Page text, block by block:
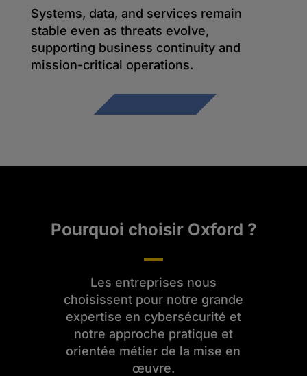
Systems, data, and services remain
stable even as threats evolve,
supporting business continuity and
mission-critical operations.
Pourquoi choisir Oxford ?
Les entreprises nous
choisissent pour notre grande
expertise en cybersécurité et
notre approche pratique et
orientée métier de la mise en
œuvre.